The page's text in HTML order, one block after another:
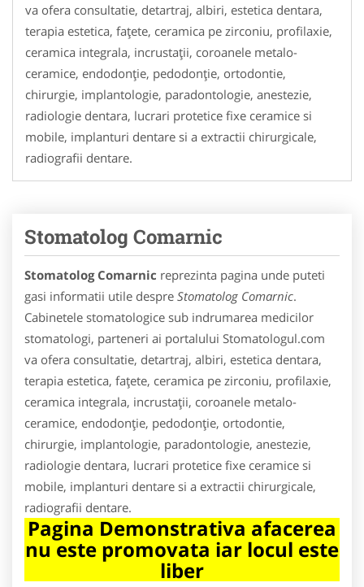
va ofera consultatie, detartraj, albiri, estetica dentara,
terapia estetica, faţete, ceramica pe zirconiu, profilaxie,
ceramica integrala, incrustaţii, coroanele metalo-
ceramice, endodonţie, pedodonţie, ortodontie,
chirurgie, implantologie, paradontologie, anestezie,
radiologie dentara, lucrari protetice fixe ceramice si
mobile, implanturi dentare si a extractii chirurgicale,
radiografii dentare.
Stomatolog Comarnic
Stomatolog Comarnic reprezinta pagina unde puteti
gasi informatii utile despre Stomatolog Comarnic.
Cabinetele stomatologice sub indrumarea medicilor
stomatologi, parteneri ai portalului Stomatologul.com
va ofera consultatie, detartraj, albiri, estetica dentara,
terapia estetica, faţete, ceramica pe zirconiu, profilaxie,
ceramica integrala, incrustaţii, coroanele metalo-
ceramice, endodonţie, pedodonţie, ortodontie,
chirurgie, implantologie, paradontologie, anestezie,
radiologie dentara, lucrari protetice fixe ceramice si
mobile, implanturi dentare si a extractii chirurgicale,
radiografii dentare.
Pagina Demonstrativa afacerea
nu este promovata iar locul este
liber